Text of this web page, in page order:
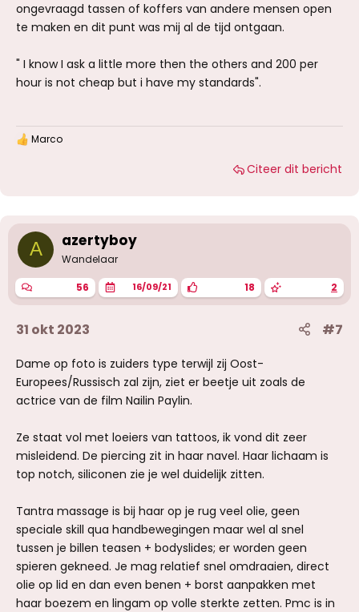
ongevraagd tassen of koffers van andere mensen open
te maken en dit punt was mij al de tijd ontgaan.
" I know I ask a little more then the others and 200 per
hour is not cheap but i have my standards".
W
n
g
n
:
Marco
Citeer dit bericht
A azertyboy
Wandelaar
56 16/09/21 18 2
31 okt 2023 #7
Dame op foto is zuiders type terwijl zij Oost-
Europees/Russisch zal zijn, ziet er beetje uit zoals de
actrice van de film Nailin Paylin.
Ze staat vol met loeiers van tattoos, ik vond dit zeer
misleidend. De piercing zit in haar navel. Haar lichaam is
top notch, siliconen zie je wel duidelijk zitten.
Tantra massage is bij haar op je rug veel olie, geen
speciale skill qua handbewegingen maar wel al snel
tussen je billen teasen + bodyslides; er worden geen
spieren gekneed. Je mag relatief snel omdraaien, direct
olie op lid en dan even benen + borst aanpakken met
haar boezem en lingam op volle sterkte zetten. Pmc is in